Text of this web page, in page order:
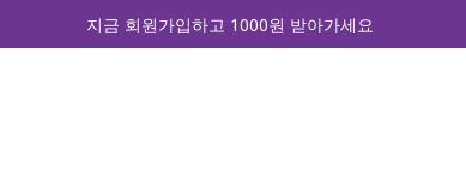
지금 회원가입하고 1000원 받아가세요